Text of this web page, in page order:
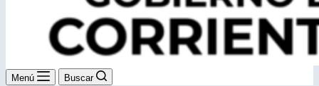
Menú Buscar